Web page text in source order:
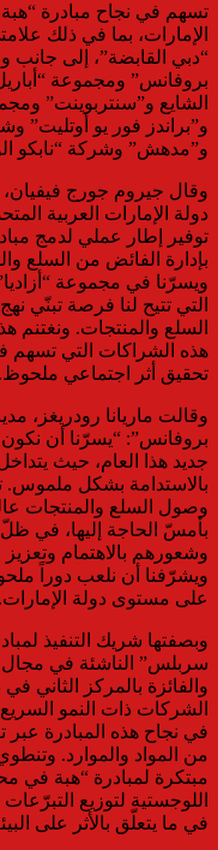
تسهم في نجاح مبادرة
الإمارات، بما في ذلك
“دبي القابضة”، إلى جانب
بروفانس” ومجموعة
الشايع و”سنتربوينت”
و”براندز فور يو
و”مدهش” وشركة “نابكو
وقال جيروم جورج فيفيان،
دولة الإمارات العربية
توفير إطار عملي لدمج
بإدارة الفائض من السلع
ويسرّنا في مجموعة
التي تتيح لنا فرصة تبنّي
السلع والمنتجات. ونغتنم
هذه الشراكات التي تسهم
تحقيق أثر اجتماعي
وقالت ماريانا رودريغز،
بروفانس”: “يسرّنا أن
جديد هذا العام، حيث
بالاستدامة بشكل ملموس.
وصول السلع والمنتجات
بأمسّ الحاجة إليها، في
وشعورهم بالاهتمام وتعزيز
ويشرّفنا أن نلعب دوراً
على مستوى دولة
وبصفتها شريك التنفيذ
سربلس” الناشئة في مجال
والفائزة بالمركز الثاني
في نجاح هذه المبادرة عبر
من المواد والموارد.
مبتكرة لمبادرة “هبة في
اللوجستية لتوزيع
في ما يتعلّق بالأثر على